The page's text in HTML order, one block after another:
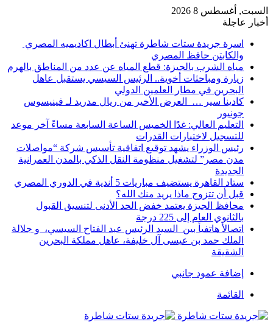
السبت, أغسطس 8 2026
أخبار عاجلة
اسرة جريدة ستات شاطرة تهنئ أبطال اكاديميه المصري
والكابتن حافظ المصري
مياه الشرب بالجيزة: قطع المياه عن عدد من المناطق بالهرم
زيارة ومباحثات أخوية.. الرئيس السيسي يستقبل عاهل
البحرين في مطار العلمين الدولي
كادينا سير … العرض الأخير من ريال مدريد لـ فينيسوس
جونيور
التعليم العالي: غدًا الخميس الساعة السابعة مساءً آخر موعد
للتسجيل لاختبارات القدرات
رئيس الوزراء يشهد توقيع اتفاقية تأسيس شركة “مواصلات
مدن مصر” لتشغيل منظومة النقل الذكي بالمدن العمرانية
الجديدة
ستاد القاهرة يستضيف مباريات 5 أندية في الدوري المصري
قبل أن تتزوج ماذا يريد منك الله؟
محافظ الجيزة يعتمد خفض الحد الأدنى لتنسيق القبول
بالثانوي العام إلى 225 درجة
اتصالأ هاتفيأ بين السيد الرئيس عبد الفتاح السيسي، و جلالة
الملك حمد بن عيسى آل خليفة، عاهل مملكة البحرين
الشقيقة
إضافة عمود جانبي
القائمة